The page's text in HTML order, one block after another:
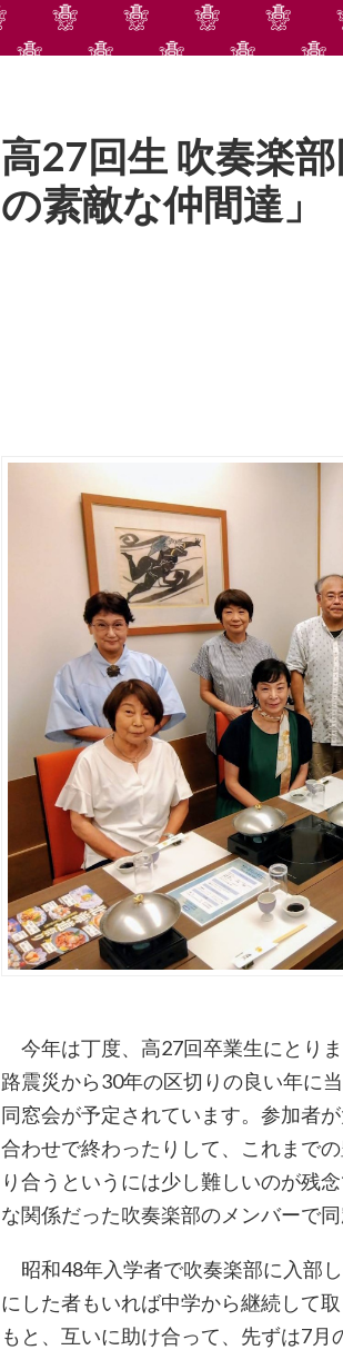
高27回生 吹奏楽
の素敵な仲間達」
今年は丁度、高27回卒業生にとり
路震災から30年の区切りの良い年に
同窓会が予定されています。参加者
合わせで終わったりして、これまで
り合うというには少し難しいのが残
な関係だった吹奏楽部のメンバーで
昭和48年入学者で吹奏楽部に入部
にした者もいれば中学から継続して
もと、互いに助け合って、先ずは7